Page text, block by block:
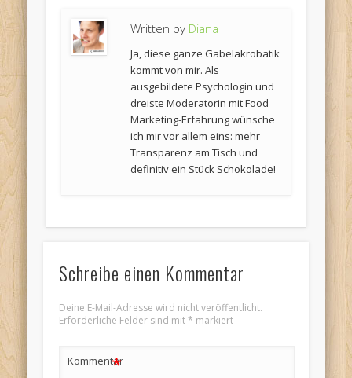
Written by Diana
Ja, diese ganze Gabelakrobatik
kommt von mir. Als
ausgebildete Psychologin und
dreiste Moderatorin mit Food
Marketing-Erfahrung wünsche
ich mir vor allem eins: mehr
Transparenz am Tisch und
definitiv ein Stück Schokolade!
Schreibe einen Kommentar
Deine E-Mail-Adresse wird nicht veröffentlicht.
Erforderliche Felder sind mit* markiert
Kommentar
*